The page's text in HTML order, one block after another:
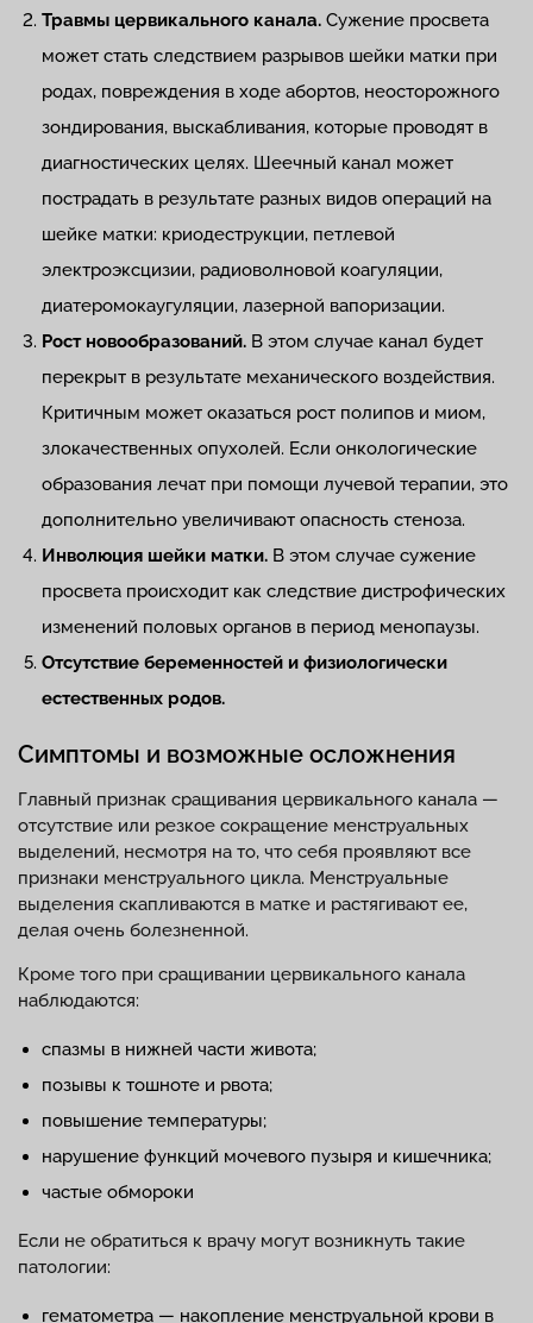
Травмы цервикального канала. Сужение просвета
может стать следствием разрывов шейки матки при
родах, повреждения в ходе абортов, неосторожного
зондирования, выскабливания, которые проводят в
диагностических целях. Шеечный канал может
пострадать в результате разных видов операций на
шейке матки: криодеструкции, петлевой
электроэксцизии, радиоволновой коагуляции,
диатеромокаугуляции, лазерной вапоризации.
Рост новообразований. В этом случае канал будет
перекрыт в результате механического воздействия.
Критичным может оказаться рост полипов и миом,
злокачественных опухолей. Если онкологические
образования лечат при помощи лучевой терапии, это
дополнительно увеличивают опасность стеноза.
Инволюция шейки матки. В этом случае сужение
просвета происходит как следствие дистрофических
изменений половых органов в период менопаузы.
Отсутствие беременностей и физиологически
естественных родов.
Симптомы и возможные осложнения
Главный признак сращивания цервикального канала —
отсутствие или резкое сокращение менструальных
выделений, несмотря на то, что себя проявляют все
признаки менструального цикла. Менструальные
выделения скапливаются в матке и растягивают ее,
делая очень болезненной.
Кроме того при сращивании цервикального канала
наблюдаются:
спазмы в нижней части живота;
позывы к тошноте и рвота;
повышение температуры;
нарушение функций мочевого пузыря и кишечника;
частые обмороки
Если не обратиться к врачу могут возникнуть такие
патологии:
гематометра — накопление менструальной крови в